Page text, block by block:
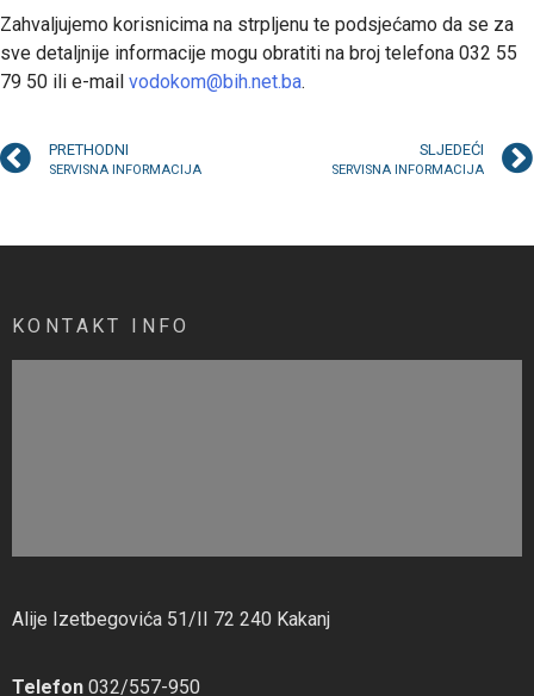
Zahvaljujemo korisnicima na strpljenu te podsjećamo da se za
sve detaljnije informacije mogu obratiti na broj telefona 032 55
79 50 ili e-mail vodokom@bih.net.ba.
PRETHODNI
SERVISNA INFORMACIJA
SLJEDEĆI
SERVISNA INFORMACIJA
KONTAKT INFO
Alije Izetbegovića 51/II 72 240 Kakanj
Telefon 032/557-950